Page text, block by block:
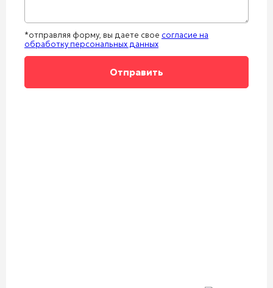
*отправляя форму, вы даете свое согласие на
обработку персональных данных